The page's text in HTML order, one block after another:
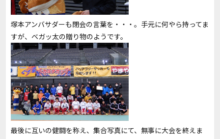
塚本アンバサダーも閉会の言葉を・・・。手元に何やら持ってま
すが、ベガッ太の贈り物のようです。
最後に互いの健闘を称え、集合写真にて、無事に大会を終えま